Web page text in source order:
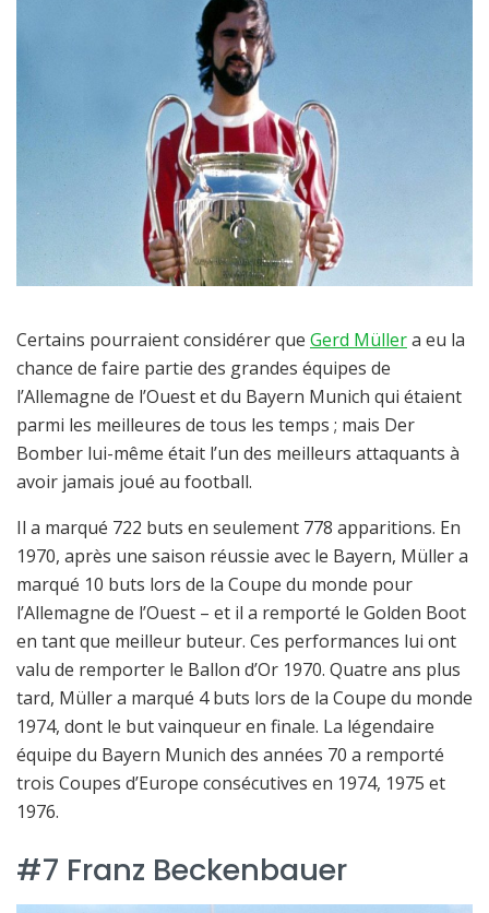
Certains pourraient considérer que Gerd Müllera eu la
chance de faire partie des grandes équipes de
l’Allemagne de l’Ouest et du Bayern Munich qui étaient
parmi les meilleures de tous les temps ; mais Der
Bomber lui-même était l’un des meilleurs attaquants à
avoir jamais joué au football.
Il a marqué 722 buts en seulement 778 apparitions. En
1970, après une saison réussie avec le Bayern, Müller a
marqué 10 buts lors de la Coupe du monde pour
l’Allemagne de l’Ouest – et il a remporté le Golden Boot
en tant que meilleur buteur. Ces performances lui ont
valu de remporter le Ballon d’Or 1970. Quatre ans plus
tard, Müller a marqué 4 buts lors de la Coupe du monde
1974, dont le but vainqueur en finale. La légendaire
équipe du Bayern Munich des années 70 a remporté
trois Coupes d’Europe consécutives en 1974, 1975 et
1976.
#7 Franz Beckenbauer